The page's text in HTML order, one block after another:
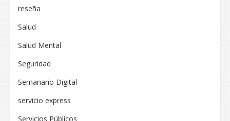
reseña
Salud
Salud Mental
Seguridad
Semanario Digital
servicio express
Servicios Públicos